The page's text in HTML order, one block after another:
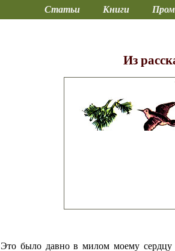
Статьи Книги
Из
Это было давно в милом моему